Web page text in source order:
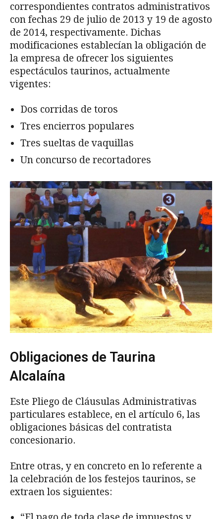
correspondientes contratos administrativos
con fechas 29 de julio de 2013 y 19 de agosto
de 2014, respectivamente. Dichas
modificaciones establecían la obligación de
la empresa de ofrecer los siguientes
espectáculos taurinos, actualmente
vigentes:
Dos corridas de toros
Tres encierros populares
Tres sueltas de vaquillas
Un concurso de recortadores
Obligaciones de Taurina
Alcalaína
Este Pliego de Cláusulas Administrativas
particulares establece, en el artículo 6, las
obligaciones básicas del contratista
concesionario.
Entre otras, y en concreto en lo referente a
la celebración de los festejos taurinos, se
extraen los siguientes: